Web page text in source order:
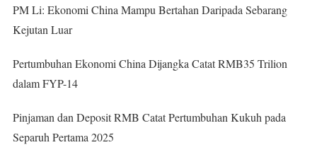
PM Li: Ekonomi China Mampu Bertahan Daripada Sebarang
Kejutan Luar
Pertumbuhan Ekonomi China Dijangka Catat RMB35 Trilion
dalam FYP-14
Pinjaman dan Deposit RMB Catat Pertumbuhan Kukuh pada
Separuh Pertama 2025